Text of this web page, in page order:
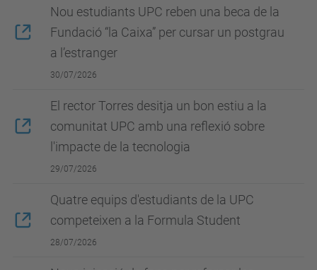
Nou estudiants UPC reben una beca de la
Fundació “la Caixa” per cursar un postgrau
a l’estranger
30/07/2026
El rector Torres desitja un bon estiu a la
comunitat UPC amb una reflexió sobre
l'impacte de la tecnologia
29/07/2026
Quatre equips d'estudiants de la UPC
competeixen a la Formula Student
28/07/2026